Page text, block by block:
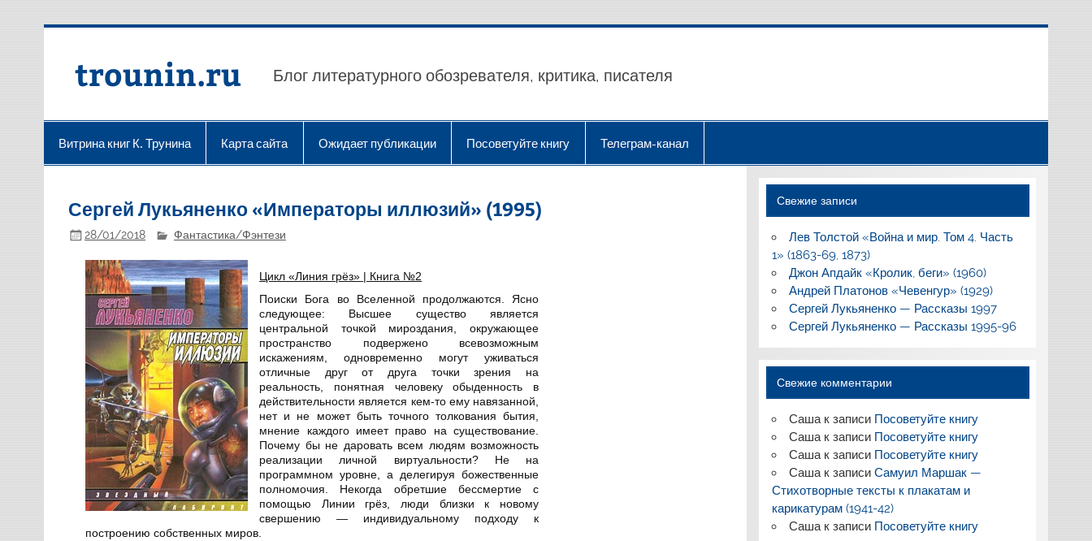
Перейти
trounin.ru Блог литературного обозревателя, критика, писателя
Витрина книг К. Трунина Карта сайта Ожидает публикации Посоветуйте книгу Телеграм-канал
Сергей Лукьяненко «Императоры иллюзий» (1995)
28/01/2018 Фантастика/Фэнтези
Цикл «Линия грёз» | Книга №2
Поиски Бога во Вселенной продолжаются. Ясно
следующее: Высшее существо является
центральной точкой мироздания, окружающее
пространство подвержено всевозможным
искажениям, одновременно могут уживаться
отличные друг от друга точки зрения на
реальность, понятная человеку обыденность в
действительности является кем-то ему навязанной,
нет и не может быть точного толкования бытия,
мнение каждого имеет право на существование.
Почему бы не даровать всем людям возможность
реализации личной виртуальности? Не на
программном уровне, а делегируя божественные
полномочия. Некогда обретшие бессмертие с
помощью Линии грёз, люди близки к новому
свершению — индивидуальному подходу к
построению собственных миров.
Свежие записи
Лев Толстой «Война и мир. Том 4. Часть
1» (1863-69, 1873)
Джон Апдайк «Кролик, беги» (1960)
Андрей Платонов «Чевенгур» (1929)
Сергей Лукьяненко — Рассказы 1997
Сергей Лукьяненко — Рассказы 1995-96
Свежие комментарии
Сашак записи Посоветуйте книгу
Сашак записи Посоветуйте книгу
Сашак записи Посоветуйте книгу
Сашак записи Самуил Маршак —
Стихотворные тексты к плакатам и
карикатурам (1941-42)
Сашак записи Посоветуйте книгу